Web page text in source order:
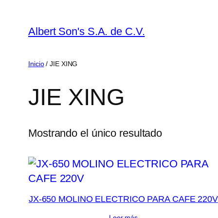
contenido
Albert Son's S.A. de C.V.
Inicio/ JIE XING
JIE XING
Mostrando el único resultado
JX-650 MOLINO ELECTRICO PARA CAFE 220V